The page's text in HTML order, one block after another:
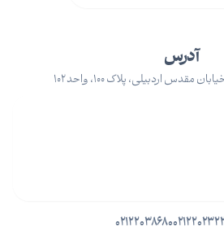
آدرس
مقدس اردبیلی، پلاک ۱۰۰، واحد ۱۰۲
۰۲۱۲۲۰۳۸۶۸۰